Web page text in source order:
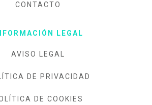
CONTACTO
LEGAL
AVISO LEGAL
DE PRIVACIDAD
DE COOKIES